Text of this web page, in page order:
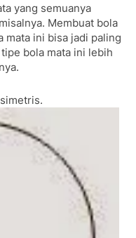
yang semuanya
Membuat bola
mata ini bisa jadi paling
bola mata ini lebih